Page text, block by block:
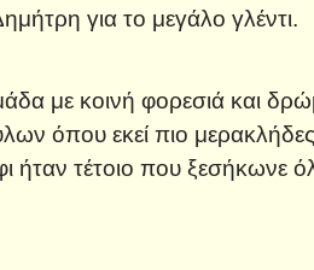
για το μεγάλο γλέντι.
με κοινή φορεσιά και
όπου εκεί πιο μερακλήδες
ήταν τέτοιο που ξεσήκωνε